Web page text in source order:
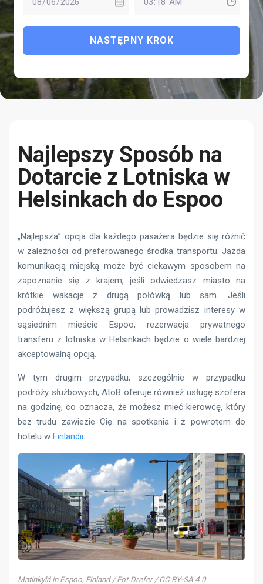
NASTĘPNY KROK
Najlepszy Sposób na
Dotarcie z Lotniska w
Helsinkach do Espoo
„Najlepsza” opcja dla każdego pasażera będzie się różnić
w zależności od preferowanego środka transportu. Jazda
komunikacją miejską może być ciekawym sposobem na
zapoznanie się z krajem, jeśli odwiedzasz miasto na
krótkie wakacje z drugą połówką lub sam. Jeśli
podróżujesz z większą grupą lub prowadzisz interesy w
sąsiednim mieście Espoo, rezerwacja prywatnego
transferu z lotniska w Helsinkach będzie o wiele bardziej
akceptowalną opcją.
W tym drugim przypadku, szczególnie w przypadku
podróży służbowych, AtoB oferuje również usługę szofera
na godzinę, co oznacza, że ​​możesz mieć kierowcę, który
bez trudu zawiezie Cię na spotkania i z powrotem do
hotelu w Finlandii.
Matinkylä in Espoo, Finland / Fot.Drefer / CC BY-SA 4.0